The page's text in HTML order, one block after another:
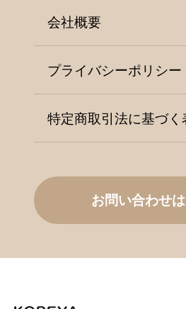
会社概要
プライバシーポリシー
特定商取引法に基づく
お問い合わせ